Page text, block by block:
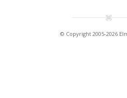
© Copyright 2005-2026